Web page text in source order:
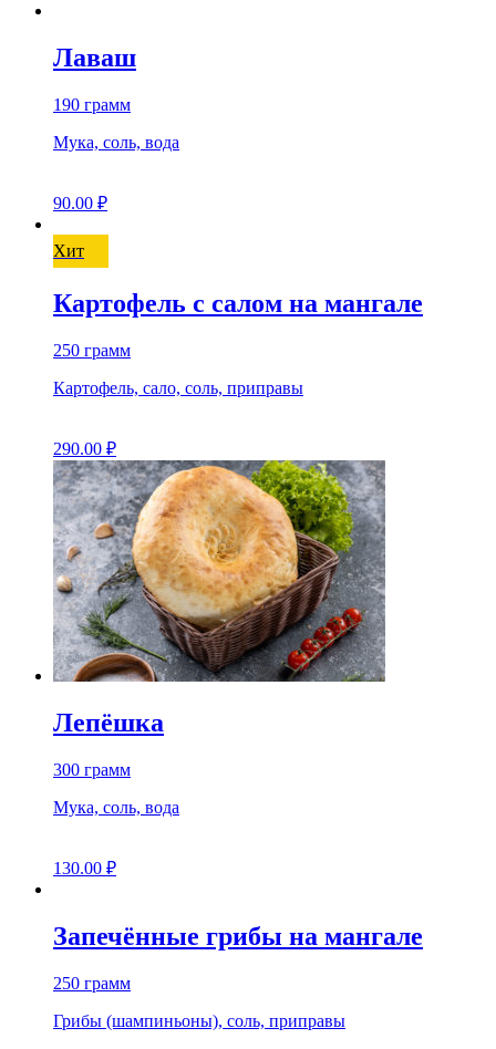
Лаваш
190 грамм
Мука, соль, вода
90.00 ₽
Хит
Картофель с салом на мангале
250 грамм
Картофель, сало, соль, приправы
290.00 ₽
Лепёшка
300 грамм
Мука, соль, вода
130.00 ₽
Запечённые грибы на мангале
250 грамм
Грибы (шампиньоны), соль, приправы